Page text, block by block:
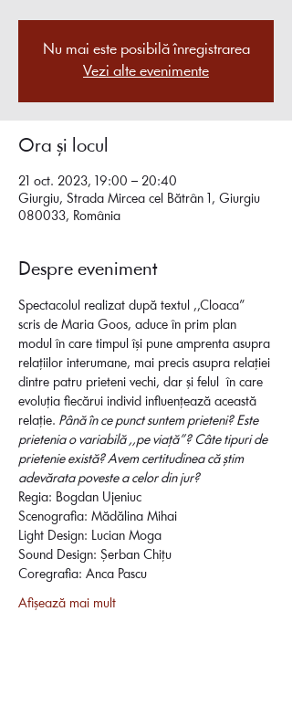
Nu mai este posibilă înregistrarea
Vezi alte evenimente
Ora și locul
21 oct. 2023, 19:00 – 20:40
Giurgiu, Strada Mircea cel Bătrân 1, Giurgiu
080033, România
Despre eveniment
Spectacolul realizat după textul ,,Cloaca”
scris de Maria Goos, aduce în prim plan
modul în care timpul își pune amprenta asupra
relațiilor interumane, mai precis asupra relației
dintre patru prieteni vechi, dar și felul  în care
evoluția fiecărui individ influențează această
relație. Până în ce punct suntem prieteni? Este
prietenia o variabilă ,,pe viață”? Câte tipuri de
prietenie există? Avem certitudinea că știm
adevărata poveste a celor din jur?
Regia: Bogdan Ujeniuc
Scenografia: Mădălina Mihai
Light Design: Lucian Moga
Sound Design: Șerban Chițu
Coregrafia: Anca Pascu
Afișează mai mult